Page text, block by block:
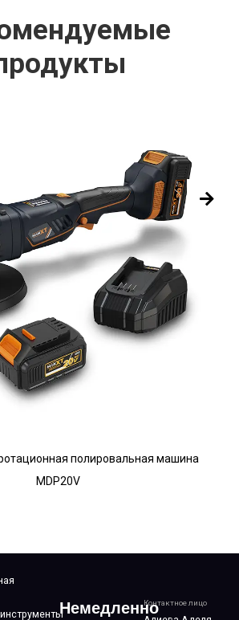
полировальная машина
MDP20V
Контактное лицо
Немедленно